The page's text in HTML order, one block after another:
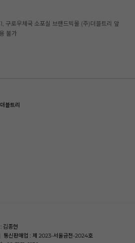
구로우체국 소포실 브랜드빅몰 (주)더블트리 앞
불가
블트리
김종현
통신판매업 : 제 2023-서울금천-2024호